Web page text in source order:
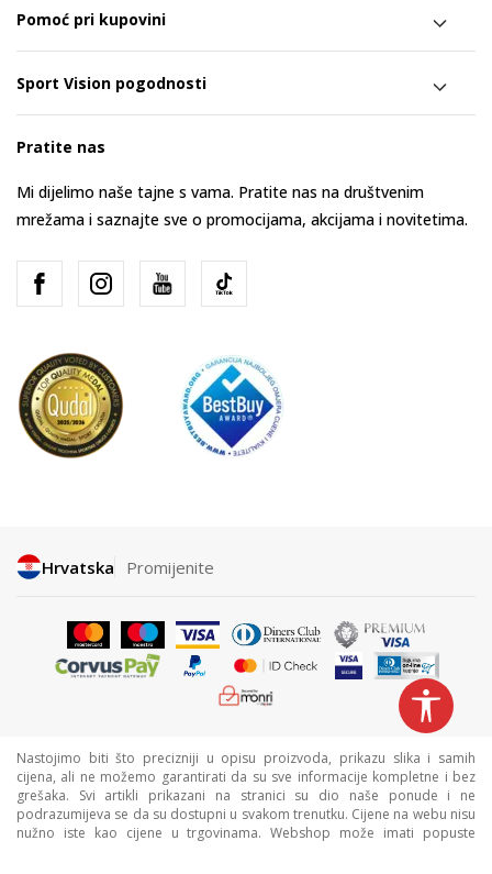
Pomoć pri kupovini
Sport Vision pogodnosti
Pratite nas
Mi dijelimo naše tajne s vama. Pratite nas na društvenim
mrežama i saznajte sve o promocijama, akcijama i novitetima.
Hrvatska Promijenite
Nastojimo biti što precizniji u opisu proizvoda, prikazu slika i samih
cijena, ali ne možemo garantirati da su sve informacije kompletne i bez
grešaka. Svi artikli prikazani na stranici su dio naše ponude i ne
podrazumijeva se da su dostupni u svakom trenutku. Cijene na webu nisu
nužno iste kao cijene u trgovinama. Webshop može imati popuste